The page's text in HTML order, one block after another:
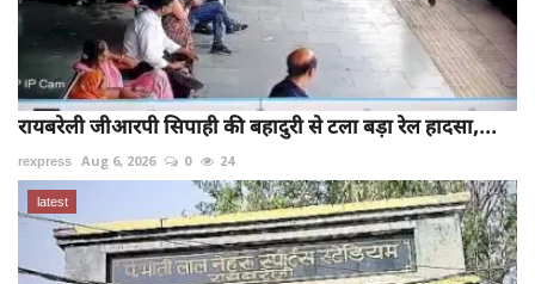
रायबरेली जीआरपी सिपाही की बहादुरी से टला बड़ा रेल हादसा,...
rexpress Aug 6, 2026 0 24
latest